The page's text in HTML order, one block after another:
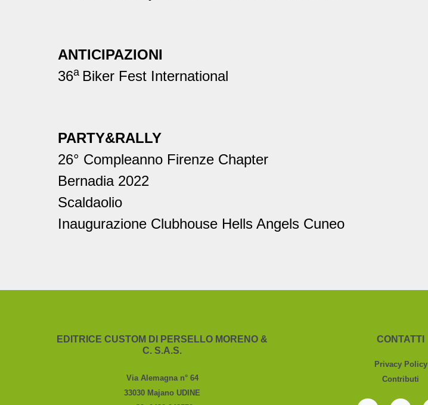
ANTICIPAZIONI
36a Biker Fest International
PARTY&RALLY
26° Compleanno Firenze Chapter
Bernadia 2022
Scaldaolio
Inaugurazione Clubhouse Hells Angels Cuneo
EDITRICE CUSTOM DI PERSELLO MORENO &
C. S.A.S.
Via Alemagna n° 64
33030 Majano UDINE
CONTATTI
Privacy Policy
Contributi